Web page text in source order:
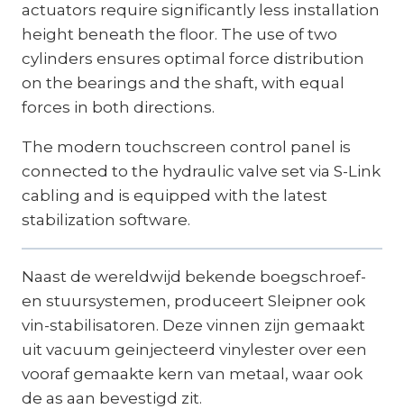
actuators require significantly less installation
height beneath the floor. The use of two
cylinders ensures optimal force distribution
on the bearings and the shaft, with equal
forces in both directions.
The modern touchscreen control panel is
connected to the hydraulic valve set via S-Link
cabling and is equipped with the latest
stabilization software.
Naast de wereldwijd bekende boegschroef-
en stuursystemen, produceert Sleipner ook
vin-stabilisatoren. Deze vinnen zijn gemaakt
uit vacuum geinjecteerd vinylester over een
vooraf gemaakte kern van metaal, waar ook
de as aan bevestigd zit.